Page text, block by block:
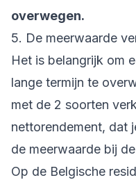
overwegen.
5. De meerwaarde
Het is belangrijk om
lange termijn te
met de 2 soorten
nettorendement, dat
de meerwaarde bij
Op de Belgische